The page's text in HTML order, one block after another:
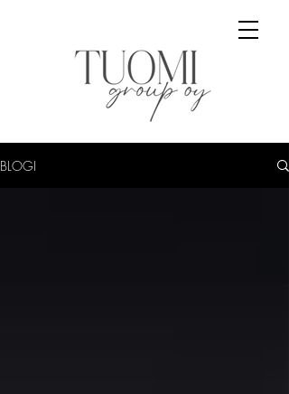
BLOGI